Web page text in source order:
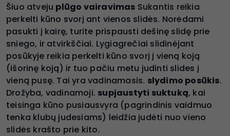
Šiuo atveju plūgo vairavimas Sukantis reikia
perkelti kūno svorį ant vienos slidės. Norėdami
pasukti į kairę, turite prispausti dešinę slidę prie
sniego, ir atvirkščiai. Lygiagrečiai slidinėjant
posūkyje reikia perkelti kūno svorį į vieną koją
(išorinę koją) ir tuo pačiu metu judinti slides į
vieną pusę. Tai yra vadinamasis. slydimo posūkis.
Drožyba, vadinamoji. supjaustyti suktuką, kai
teisinga kūno pusiausvyra (pagrindinis vaidmuo
tenka klubų judesiams) leidžia judėti nuo vieno
slidės krašto prie kito.